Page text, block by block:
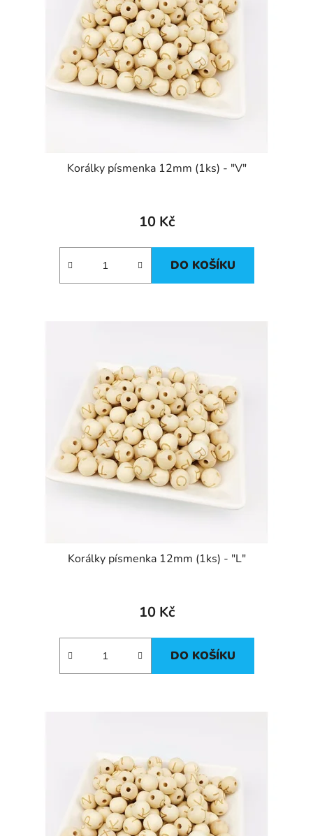
Korálky písmenka 12mm (1ks) - "V"
10 Kč
DO KOŠÍKU
Korálky písmenka 12mm (1ks) - "L"
10 Kč
DO KOŠÍKU